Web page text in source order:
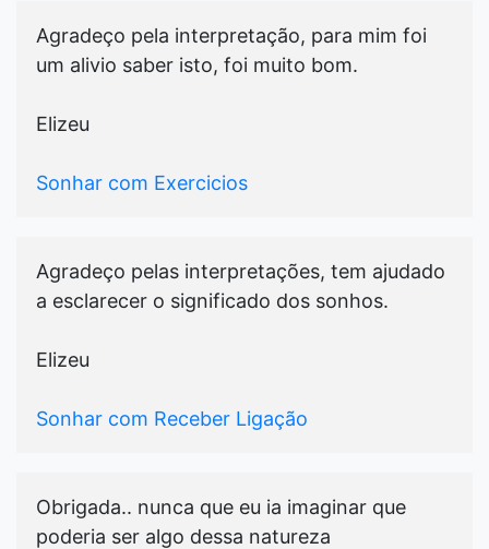
Agradeço pela interpretação, para mim foi
um alivio saber isto, foi muito bom.
Elizeu
Sonhar com Exercicios
Agradeço pelas interpretações, tem ajudado
a esclarecer o significado dos sonhos.
Elizeu
Sonhar com Receber Ligação
Obrigada.. nunca que eu ia imaginar que
poderia ser algo dessa natureza